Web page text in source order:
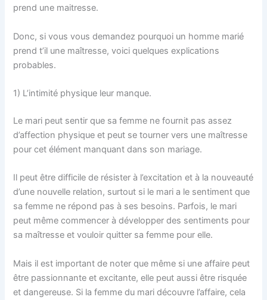
prend une maitresse.
Donc, si vous vous demandez pourquoi un homme marié
prend t’il une maîtresse, voici quelques explications
probables.
1) L’intimité physique leur manque.
Le mari peut sentir que sa femme ne fournit pas assez
d’affection physique et peut se tourner vers une maîtresse
pour cet élément manquant dans son mariage.
Il peut être difficile de résister à l’excitation et à la nouveauté
d’une nouvelle relation, surtout si le mari a le sentiment que
sa femme ne répond pas à ses besoins. Parfois, le mari
peut même commencer à développer des sentiments pour
sa maîtresse et vouloir quitter sa femme pour elle.
Mais il est important de noter que même si une affaire peut
être passionnante et excitante, elle peut aussi être risquée
et dangereuse. Si la femme du mari découvre l’affaire, cela